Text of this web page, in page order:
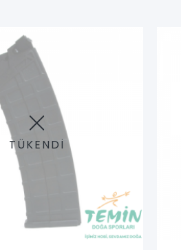
kontrol edilmelidir.
TÜKENDİ